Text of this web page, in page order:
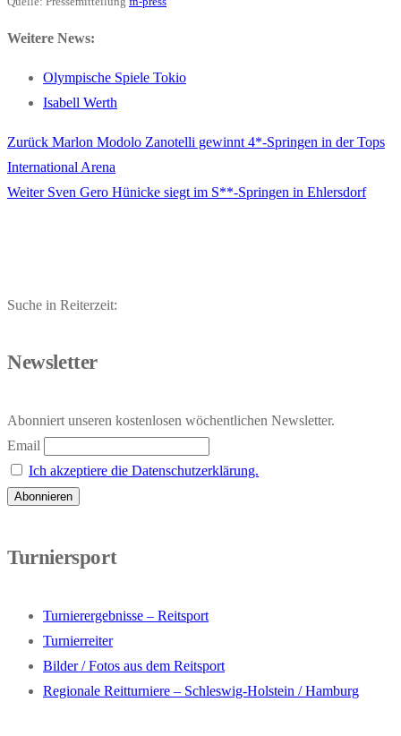
Weitere News:
Olympische Spiele Tokio
Isabell Werth
Beitragsnavigation
Zurück Vorheriger
Beitrag:
Marlon Modolo Zanotelli gewinnt 4*-Springen in der Tops
International Arena
Weiter Nächster
Sven Gero Hünicke siegt im S**-Springen in Ehlersdorf
Suche in Reiterzeit:
Newsletter
Abonniert unseren kostenlosen wöchentlichen Newsletter.
Email
Ich akzeptiere die Datenschutzerklärung.
Turniersport
Turnierergebnisse – Reitsport
Turnierreiter
Bilder / Fotos aus dem Reitsport
Regionale Reitturniere – Schleswig-Holstein / Hamburg